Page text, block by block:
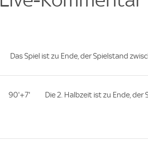
Das Spiel ist zu Ende, der Spielstand
90'+7' Die 2. Halbzeit ist zu Ende,